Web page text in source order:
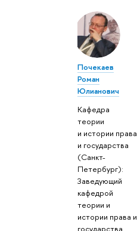
Почекаев
Роман
Юлианович
Кафедра
теории
и истории права
и государства
(Санкт-
Петербург):
Заведующий
кафедрой
теории и
истории права и
государства